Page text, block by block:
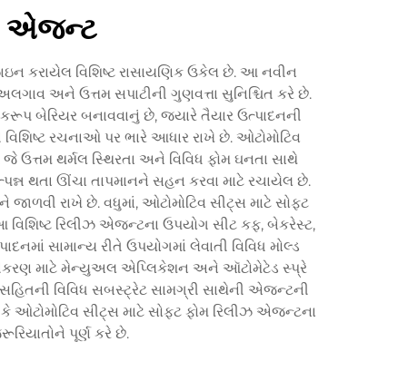
એજન્ટ
કરાયેલ વિશિષ્ટ રાસાયણિક ઉકેલ છે. આ નવીન
અને ઉત્તમ સપાટીની ગુણવત્તા સુનિશ્ચિત કરે છે.
બેરિયર બનાવવાનું છે, જ્યારે તૈયાર ઉત્પાદનની
રચનાઓ પર ભારે આધાર રાખે છે. ઓટોમોટિવ
ઉત્તમ થર્મલ સ્થિરતા અને વિવિધ ફોમ ઘનતા સાથે
થતા ઊંચા તાપમાનને સહન કરવા માટે રચાયેલ છે.
રાખે છે. વધુમાં, ઓટોમોટિવ સીટ્સ માટે સોફ્ટ
વિશિષ્ટ રિલીઝ એજન્ટના ઉપયોગ સીટ કફ, બેકરેસ્ટ,
સામાન્ય રીતે ઉપયોગમાં લેવાતી વિવિધ મોલ્ડ
માટે મેન્યુઅલ એપ્લિકેશન અને ઑટોમેટેડ સ્પ્રે
વિવિધ સબસ્ટ્રેટ સામગ્રી સાથેની એજન્ટની
સીટ્સ માટે સોફ્ટ ફોમ રિલીઝ એજન્ટના
પૂર્ણ કરે છે.